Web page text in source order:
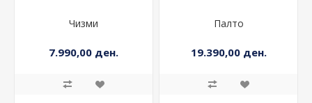
Чизми
7.990,00 ден.
Палто
19.390,00 ден.